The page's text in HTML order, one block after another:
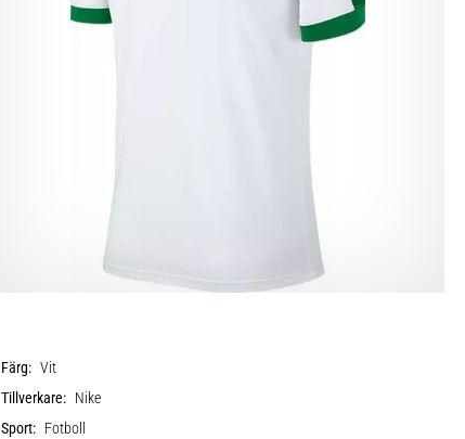
Färg: Vit
Tillverkare: Nike
Sport: Fotboll